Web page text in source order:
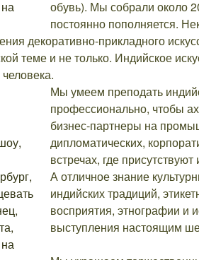
обувь). Мы собрали около
постоянно пополняется.
декоративно-прикладного
теме и не только. Индийское
Мы умеем преподать
профессионально, чтобы
бизнес-партнеры на
дипломатических,
встречах, где присутствуют
А отличное знание
индийских традиций,
восприятия, этнографии и
выступления настоящим